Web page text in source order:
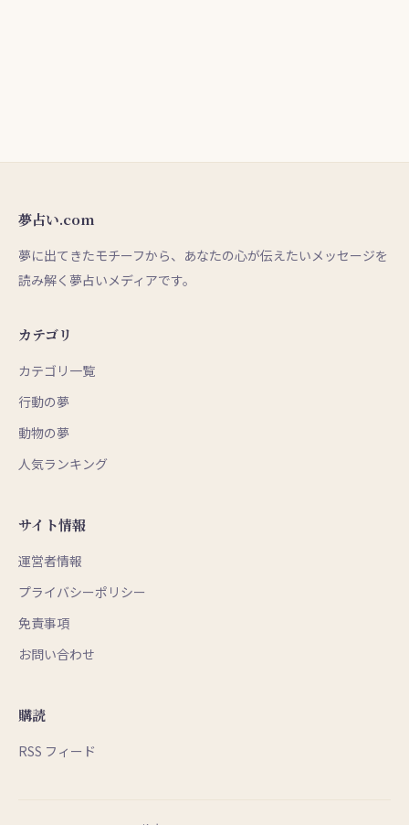
夢占い.com
夢に出てきたモチーフから、あなたの心が伝えたいメッセージを
読み解く夢占いメディアです。
カテゴリ
カテゴリ一覧
行動の夢
動物の夢
人気ランキング
サイト情報
運営者情報
プライバシーポリシー
免責事項
お問い合わせ
購読
RSS フィード